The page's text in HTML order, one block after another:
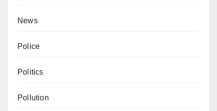
News
Police
Politics
Pollution